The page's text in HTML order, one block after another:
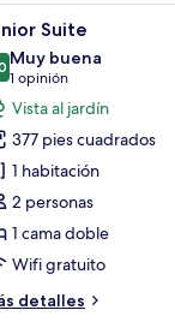
una mesa
5 Suite
de 10
Muy buena
1 opinión
(1
opinión)
Vista al jardín
377 pies cuadrados
1 habitación
2 personas
1 cama doble
Wifi gratuito
detalles